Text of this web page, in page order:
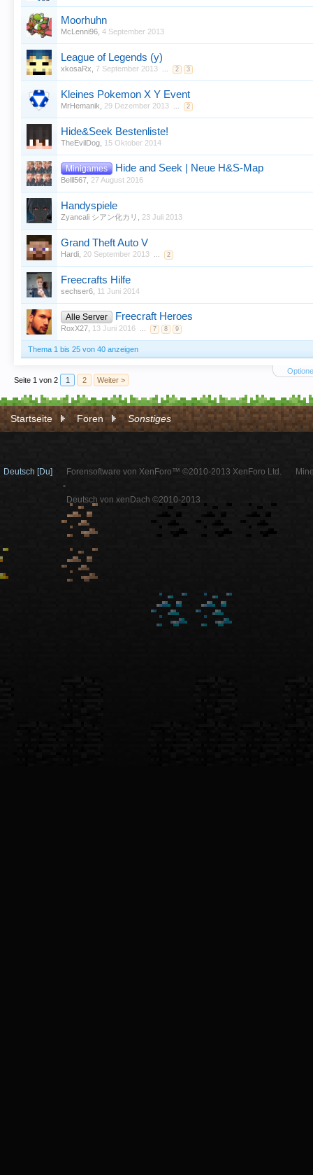
Moorhuhn
McLenni96 4 September 2013
League of Legends (y)
xkosaRx 7 September 2013 ... 2 3
Kleines Pokemon X Y Event
MrHemanik 29 Dezember 2013 ... 2
Hide&Seek Bestenliste!
TheEvilDog 15 Oktober 2014
Minigames Hide and Seek | Neue H&S-Map
Belll567 27 August 2016
Handyspiele
Zyancali シアン化カリ 23 Juli 2013
Grand Theft Auto V
Hardi 20 September 2013 ... 2
Freecrafts Hilfe
sechser6 11 Juni 2014
Alle Server Freecraft Heroes
RoxX27 13 Juni 2016 ... 7 8 9
Thema 1 bis 25 von 40 anzeigen
Seite 1 von 2
1 2 Weiter >
Startseite Foren Sonstiges
Deutsch [Du]
Forensoftware von XenForo™ ©2010-2013 XenForo Ltd.
-
Deutsch von xenDach ©2010-2013